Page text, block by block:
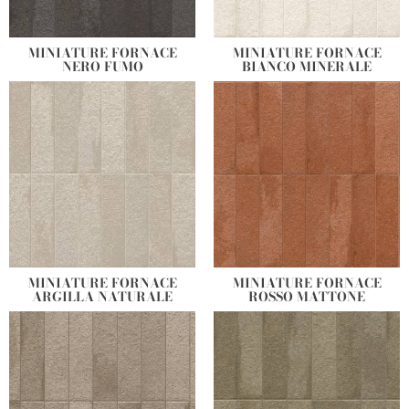
fabbrica produttrice, da impiegare in accostamento ai fondi o a
tutta parete per un effetto ancor più unico e ricercato.
MINIATURE FORNACE
NERO FUMO
MINIATURE FORNACE
BIANCO MINERALE
MINIATURE FORNACE
ARGILLA NATURALE
MINIATURE FORNACE
ROSSO MATTONE